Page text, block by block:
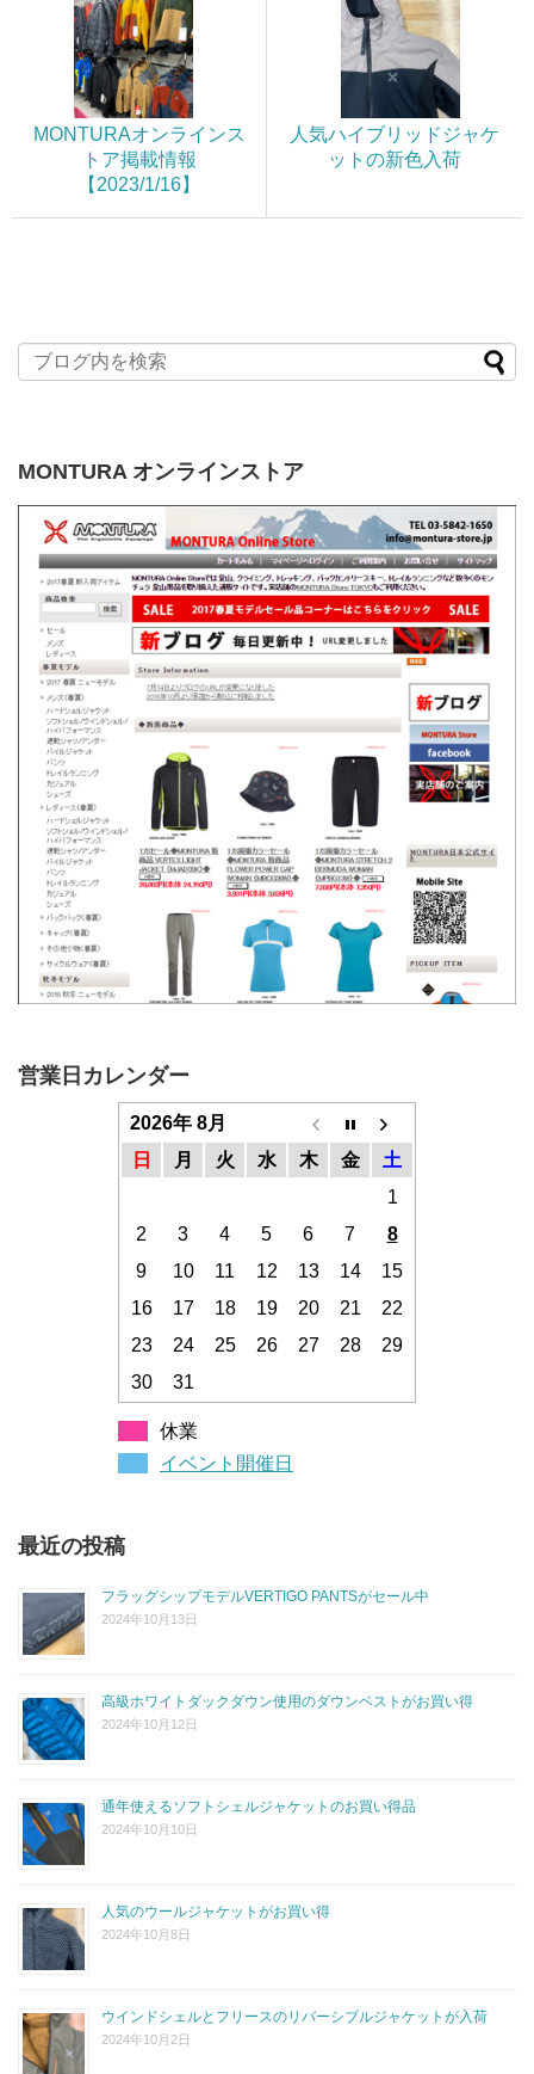
MONTURAオンラインス
トア掲載情報
【2023/1/16】
人気ハイブリッドジャケ
ットの新色入荷
MONTURA オンラインストア
営業日カレンダー
2026年 8月
日
月 火 水 木 金
土
1
2
3 4 5 6 7
8
9
10 11 12 13 14
15
16
17 18 19 20 21
22
23
24 25 26 27 28
29
30
31
休業
イベント開催日
最近の投稿
フラッグシップモデルVERTIGO PANTSがセール中
2024年10月13日
高級ホワイトダックダウン使用のダウンベストがお買い得
2024年10月12日
通年使えるソフトシェルジャケットのお買い得品
2024年10月10日
人気のウールジャケットがお買い得
2024年10月8日
ウインドシェルとフリースのリバーシブルジャケットが入荷
2024年10月2日